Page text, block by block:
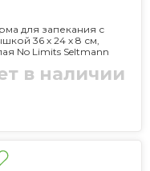
для запекания с
36 х 24 х 8 см,
No Limits Seltmann
в наличии